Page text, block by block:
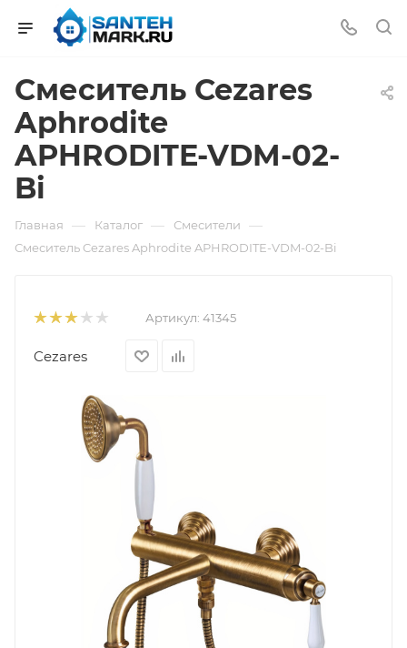
Смеситель Cezares
Aphrodite
APHRODITE-VDM-02-
Bi
Главная — Каталог — Смесители —
Смеситель Cezares Aphrodite APHRODITE-VDM-02-Bi
Артикул: 41345
Cezares